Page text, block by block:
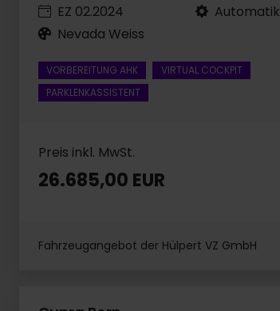
EZ 02.2024
Nevada Weiss
Automatik
VORBEREITUNG AHK
VIRTUAL COCKPIT
PARKLENKASSISTENT
Preis inkl. MwSt.
26.685,00 EUR
Fahrzeugangebot der Hülpert VZ GmbH